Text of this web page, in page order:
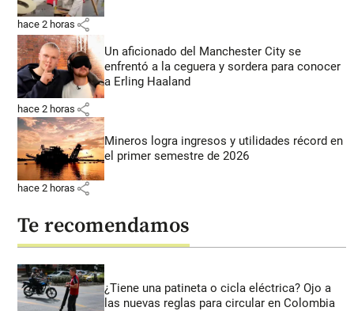
hace 2 horas share
Un aficionado del Manchester City se
enfrentó a la ceguera y sordera para conocer
a Erling Haaland
hace 2 horas share
Mineros logra ingresos y utilidades récord en
el primer semestre de 2026
hace 2 horas share
Te recomendamos
¿Tiene una patineta o cicla eléctrica? Ojo a
las nuevas reglas para circular en Colombia